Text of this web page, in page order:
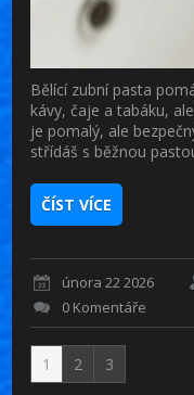
Bělící zubní pasta
kávy, čaje a tabáku,
je pomalý, ale
střídáš s běžnou
ČÍST VÍCE
února 22 2026
0 Komentáře
1 2 3